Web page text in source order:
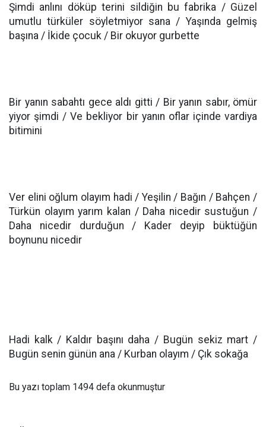
Şimdi anlını döküp terini sildiğin bu fabrika / Güzel
umutlu türküler söyletmiyor sana / Yaşında gelmiş
başına / İkide çocuk / Bir okuyor gurbette
Bir yanın sabahtı gece aldı gitti / Bir yanın sabır, ömür
yiyor şimdi / Ve bekliyor bir yanın oflar içinde vardiya
bitimini
Ver elini oğlum olayım hadi / Yeşilin / Bağın / Bahçen /
Türkün olayım yarım kalan / Daha nicedir sustuğun /
Daha nicedir durduğun / Kader deyip büktüğün
boynunu nicedir
Hadi kalk / Kaldır başını daha / Bugün sekiz mart /
Bugün senin günün ana / Kurban olayım / Çık sokağa
Bu yazı toplam 1494 defa okunmuştur